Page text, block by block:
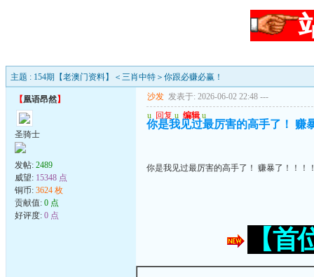
主题 : 154期【老澳门资料】＜三肖中特＞你跟必赚必赢！
【凰语昂然】
圣骑士
发帖: 2489
威望: 15348 点
铜币: 3624 枚
贡献值: 0 点
好评度: 0 点
沙发 发表于: 2026-06-02 22:48 ---
u 回复 u 编辑 u
你是我见过最厉害的高手了！ 赚
你是我见过最厉害的高手了！ 赚暴了！！！
【